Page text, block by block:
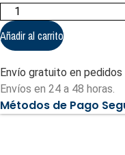
VEGER
Mini
Power
Bank
5000mAh
(VG-
W0556)
cantidad
Añadir al carrito
Envío gratuito en
Envíos en 24 a 48 horas.
Métodos de Pago